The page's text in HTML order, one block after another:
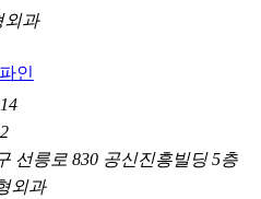
인
외과
선릉로 830 공신진흥빌딩 5층
외과